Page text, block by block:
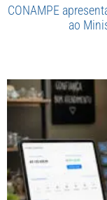
CONAMPE
ao